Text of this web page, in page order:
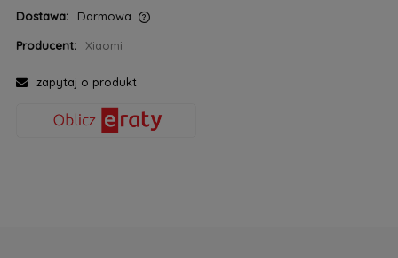
Dostawa:
Darmowa
Producent:
Xiaomi
zapytaj o produkt